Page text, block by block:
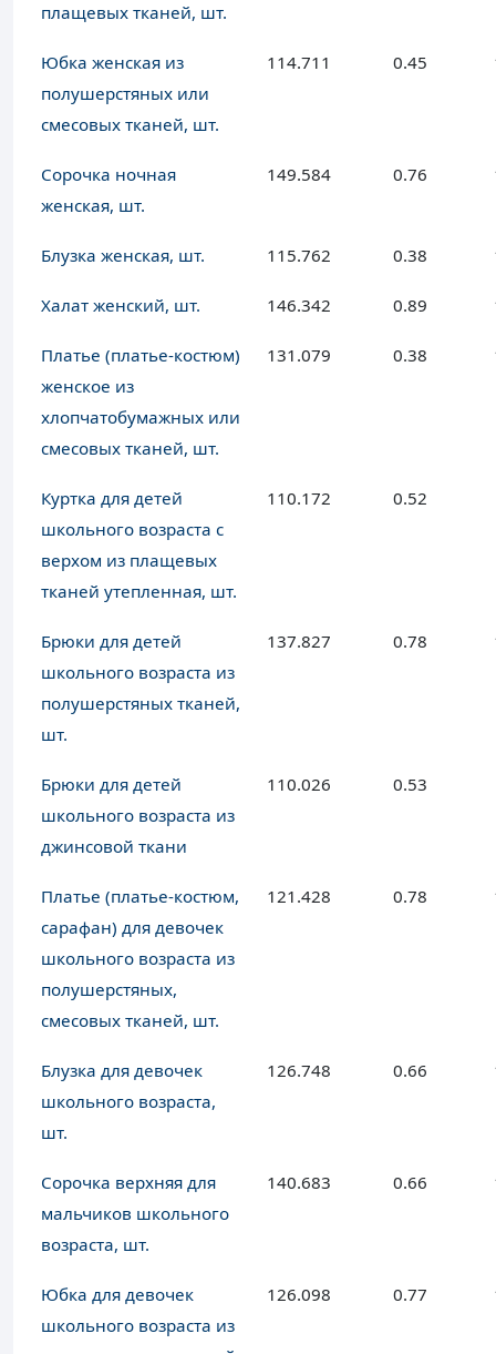
плащевых тканей, шт.
Юбка женская из
полушерстяных или
смесовых тканей, шт.
114.711 0.45
Сорочка ночная
женская, шт.
149.584 0.76
Блузка женская, шт. 115.762 0.38
Халат женский, шт. 146.342 0.89
Платье (платье-костюм)
женское из
хлопчатобумажных или
смесовых тканей, шт.
131.079 0.38
Куртка для детей
школьного возраста с
верхом из плащевых
тканей утепленная, шт.
110.172 0.52
Брюки для детей
школьного возраста из
полушерстяных тканей,
шт.
137.827 0.78
Брюки для детей
школьного возраста из
джинсовой ткани
110.026 0.53
Платье (платье-костюм,
сарафан) для девочек
школьного возраста из
полушерстяных,
смесовых тканей, шт.
121.428 0.78
Блузка для девочек
школьного возраста,
шт.
126.748 0.66
Сорочка верхняя для
мальчиков школьного
возраста, шт.
140.683 0.66
Юбка для девочек
школьного возраста из
126.098 0.77